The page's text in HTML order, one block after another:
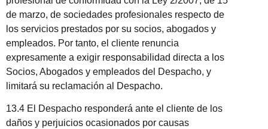
de marzo, de sociedades profesionales respecto de
los servicios prestados por su socios, abogados y
empleados. Por tanto, el cliente renuncia
expresamente a exigir responsabilidad directa a los
Socios, Abogados y empleados del Despacho, y
limitará su reclamación al Despacho.
13.4 El Despacho responderá ante el cliente de los
daños y perjuicios ocasionados por causas